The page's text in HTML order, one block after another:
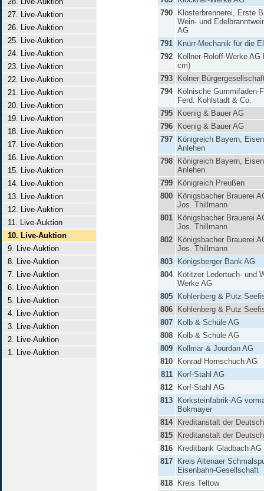
27. Live-Auktion
26. Live-Auktion
25. Live-Auktion
24. Live-Auktion
23. Live-Auktion
22. Live-Auktion
21. Live-Auktion
20. Live-Auktion
19. Live-Auktion
18. Live-Auktion
17. Live-Auktion
16. Live-Auktion
15. Live-Auktion
14. Live-Auktion
13. Live-Auktion
12. Live-Auktion
11. Live-Auktion
10. Live-Auktion
9. Live-Auktion
8. Live-Auktion
7. Live-Auktion
6. Live-Auktion
5. Live-Auktion
4. Live-Auktion
3. Live-Auktion
2. Live-Auktion
1. Live-Auktion
790
Klosterbrennerei, Erste
Wein- und
AG
791
Knürr-Mechanik für die
792
Köllner-Roloff-Werke AG
cm)
793
Kölner
794
Kölnische Gummifäden-
Ferd. Kohlstadt & Co.
795
Koenig & Bauer AG
796
Koenig & Bauer AG
797
Königreich Bayern,
Anlehen
798
Königreich Bayern,
Anlehen
799
Königreich Preußen
800
Königsbacher Brauerei
Jos. Thillmann
801
Königsbacher Brauerei
Jos. Thillmann
802
Königsbacher Brauerei
Jos. Thillmann
803
Königsberger Bank AG
804
Kötitzer Ledertuch- und
Werke AG
805
Kohlenberg & Putz
806
Kohlenberg & Putz
807
Kolb & Schüle AG
808
Kolb & Schüle AG
809
Kollmar & Jourdan AG
810
Konrad Hornschuch AG
811
Korf-Stahl AG
812
Korf-Stahl AG
813
Korksteinfabrik-AG
Bokmayer
814
Kreditanstalt der
815
Kreditanstalt der
816
Kreditbank Gladbach AG
817
Kreis Altenaer
Eisenbahn-Gesellschaft
818
Kreis Teltow